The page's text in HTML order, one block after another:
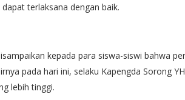
terlaksana dengan baik.
kepada para siswa-siswi bahwa
pada hari ini, selaku Kapengda Sorong
lebih tinggi.